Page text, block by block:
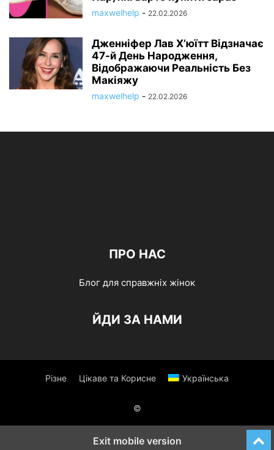
maxwelhelp - 22.02.2026
Дженніфер Лав Х’юїтт Відзначає
47-й День Народження,
Відображаючи Реальність Без
Макіяжу
maxwelhelp - 22.02.2026
ПРО НАС
Блог для справжніх жінок
ЙДИ ЗА НАМИ
Різне Цікаве та Корисне Українська
©
Exit mobile version